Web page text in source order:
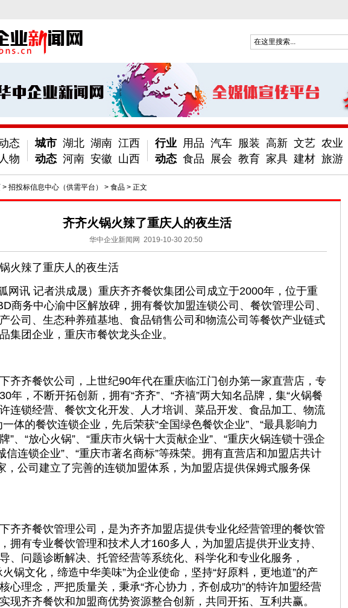
态
人物
城市
动态
湖北 湖南 江西
河南 安徽 山西
行业
动态
用品 汽车 服装 高新 文艺 农业
食品
展会 教育 家具 建材 旅游
> 招投标信息中心（供需平台） > 食品 > 正文
齐齐火锅火辣了重庆人的夜生活
华中企业新闻网 2019-10-30 20:50
火辣了重庆人的夜生活
网讯 记者洪成晟）重庆齐齐餐饮集团公司成立于2000年，位于重
商务中心渝中区解放碑，拥有餐饮加盟连锁公司、餐饮管理公司、
公司、生态种养殖基地、食品销售公司和物流公司等餐饮产业链式
集团企业，重庆市餐饮龙头企业。
齐齐餐饮公司，上世纪90年代在重庆临江门创办第一家直营店，专
年，不断开拓创新，拥有“齐齐”、“齐禧”两大知名品牌，集“火锅餐
连锁经营、餐饮文化开发、人才培训、菜品开发、食品加工、物流
一体的餐饮连锁企业，先后荣获“全国绿色餐饮企业”、“最具影响力
”、“放心火锅”、“重庆市火锅十大贡献企业”、“重庆火锅连锁十强企
信连锁企业”、“重庆市著名商标”等殊荣。拥有直营店和加盟店共计
，公司建立了完善的连锁加盟体系，为加盟店提供保姆式服务保
齐齐餐饮管理公司，是为齐齐加盟店提供专业化经营管理的餐饮管
拥有专业餐饮管理和技术人才160多人，为加盟店提供开业支持、
、问题诊断解决、托管经营等系统化、科学化和专业化服务，
火锅文化，缔造中华美味”为企业使命，坚持“好原料，更地道”的产
心理念，严把质量关，秉承“齐心协力，齐创成功”的特许加盟经营
现齐齐餐饮和加盟商优势资源整合创新，共同开拓、互利共赢。